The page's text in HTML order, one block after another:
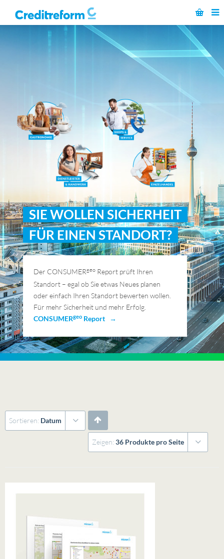
Der CONSUMERgeo Report prüft Ihren
Standort – egal ob Sie etwas Neues planen
oder einfach Ihren Standort bewerten wollen.
Für mehr Sicherheit und mehr Erfolg.
CONSUMERgeo Report →
FÜR EINEN STANDORT?
SIE WOLLEN SICHERHEIT
Sortieren: Datum
Zeigen: 36 Produkte pro Seite